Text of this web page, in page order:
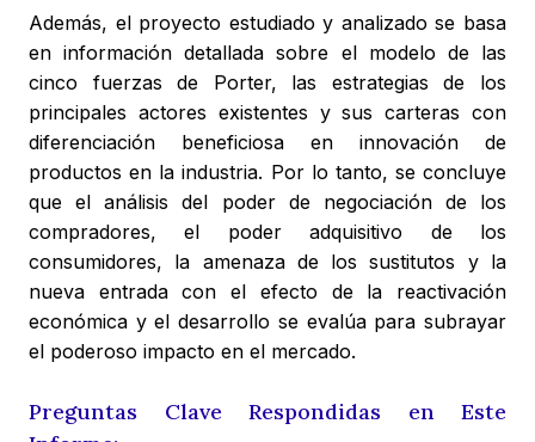
Además, el proyecto estudiado y analizado se basa
en información detallada sobre el modelo de las
cinco fuerzas de Porter, las estrategias de los
principales actores existentes y sus carteras con
diferenciación beneficiosa en innovación de
productos en la industria. Por lo tanto, se concluye
que el análisis del poder de negociación de los
compradores, el poder adquisitivo de los
consumidores, la amenaza de los sustitutos y la
nueva entrada con el efecto de la reactivación
económica y el desarrollo se evalúa para subrayar
el poderoso impacto en el mercado.
Preguntas Clave Respondidas en Este